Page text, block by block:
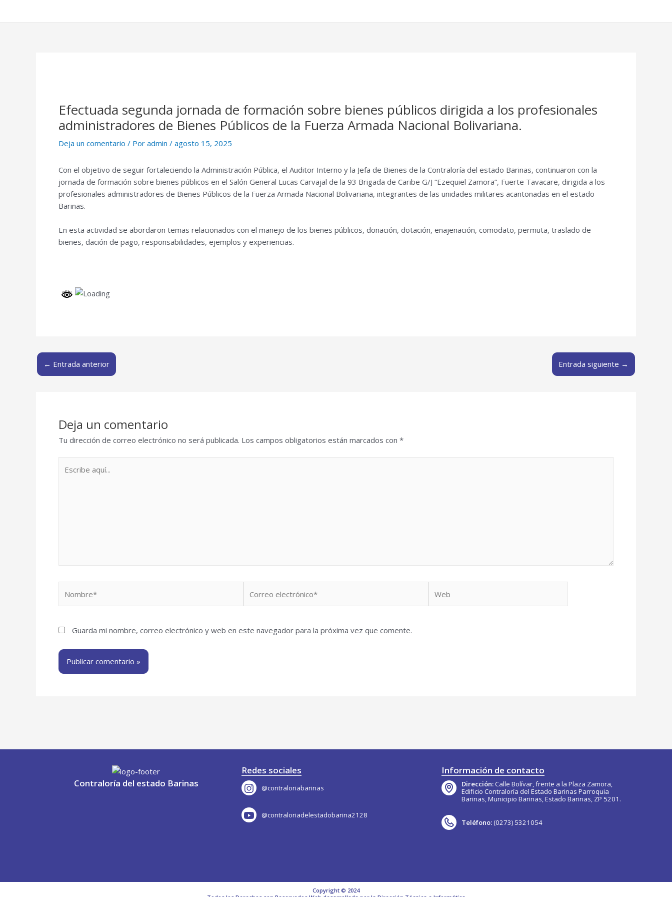
Efectuada segunda jornada de formación sobre bienes públicos dirigida a los profesionales
administradores de Bienes Públicos de la Fuerza Armada Nacional Bolivariana.
Deja un comentario / Por admin / agosto 15, 2025
Con el objetivo de seguir fortaleciendo la Administración Pública, el Auditor Interno y la Jefa de Bienes de la Contraloría del estado Barinas, continuaron con la
jornada de formación sobre bienes públicos en el Salón General Lucas Carvajal de la 93 Brigada de Caribe G/J “Ezequiel Zamora”, Fuerte Tavacare, dirigida a los
profesionales administradores de Bienes Públicos de la Fuerza Armada Nacional Bolivariana, integrantes de las unidades militares acantonadas en el estado
Barinas.
En esta actividad se abordaron temas relacionados con el manejo de los bienes públicos, donación, dotación, enajenación, comodato, permuta, traslado de
bienes, dación de pago, responsabilidades, ejemplos y experiencias.
← Entrada anterior Entrada siguiente →
Deja un comentario
Tu dirección de correo electrónico no será publicada. Los campos obligatorios están marcados con *
aquí...
electrónico*
Guarda mi nombre, correo electrónico y web en este navegador para la próxima vez que comente.
Contraloría del estado Barinas
Redes sociales
@contraloriabarinas
@contraloriadelestadobarina2128
Información de contacto
Dirección: Calle Bolívar, frente a la Plaza Zamora,
Edificio Contraloría del Estado Barinas Parroquia
Barinas, Municipio Barinas, Estado Barinas, ZP 5201.
Teléfono: (0273) 5321054
Copyright © 2024